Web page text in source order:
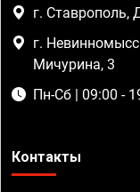
г. Ставрополь,
г.
Мичурина, 3
Пн-Сб | 09:00 -
Контакты